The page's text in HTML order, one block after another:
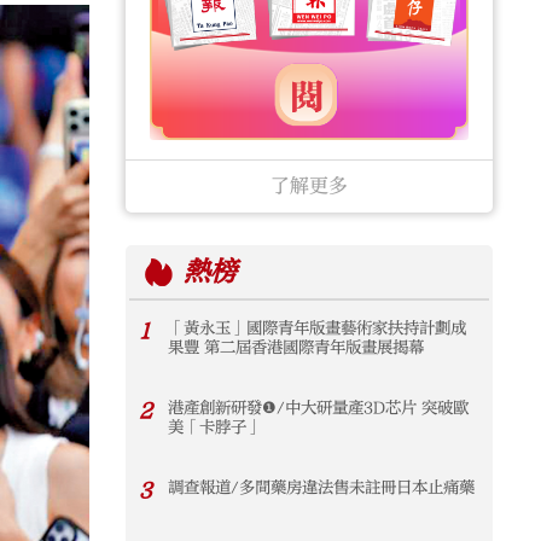
了解更多
熱榜
1
「黃永玉」國際青年版畫藝術家扶持計劃成
果豐 第二屆香港國際青年版畫展揭幕
2
港產創新研發❶/中大研量產3D芯片 突破歐
美「卡脖子」
3 調查報道/多間藥房違法售未註冊日本止痛藥